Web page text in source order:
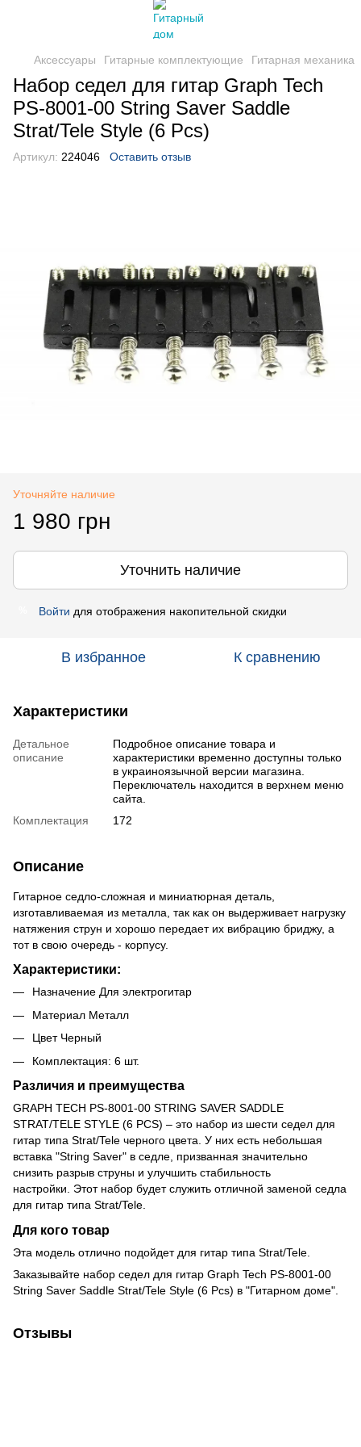
Аксессуары Гитарные комплектующие Гитарная механика
Набор седел для гитар Graph Tech
PS-8001-00 String Saver Saddle
Strat/Tele Style (6 Pcs)
Артикул: 224046 Оставить отзыв
Уточняйте наличие
1 980 грн
Уточнить наличие
Войти для отображения накопительной скидки
В избранное К сравнению
Характеристики
Детальное
описание
Подробное описание товара и
характеристики временно доступны только
в украиноязычной версии магазина.
Переключатель находится в верхнем меню
сайта.
Комплектация
172
Описание
Гитарное седло-сложная и миниатюрная деталь,
изготавливаемая из металла, так как он выдерживает нагрузку
натяжения струн и хорошо передает их вибрацию бриджу, а
тот в свою очередь - корпусу.
Характеристики:
Назначение Для электрогитар
Материал Металл
Цвет Черный
Комплектация: 6 шт.
Различия и преимущества
GRAPH TECH PS-8001-00 STRING SAVER SADDLE
STRAT/TELE STYLE (6 PCS) – это набор из шести седел для
гитар типа Strat/Tele черного цвета. У них есть небольшая
вставка "String Saver" в седле, призванная значительно
снизить разрыв струны и улучшить стабильность
настройки. Этот набор будет служить отличной заменой седла
для гитар типа Strat/Tele.
Для кого товар
Эта модель отлично подойдет для гитар типа Strat/Tele.
Заказывайте набор седел для гитар Graph Tech PS-8001-00
String Saver Saddle Strat/Tele Style (6 Pcs) в "Гитарном доме".
Отзывы